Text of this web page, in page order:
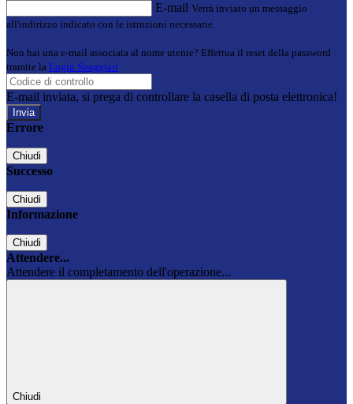
E-mail Verrà inviato un messaggio
all'indirizzo indicato con le istruzioni necessarie.
Non hai una e-mail associata al nome utente? Effettua il reset della password
tramite la Login Spaggiari
E-mail inviata, si prega di controllare la casella di posta elettronica!
Errore
Chiudi
Successo
Chiudi
Informazione
Chiudi
Attendere...
Attendere il completamento dell'operazione...
Chiudi